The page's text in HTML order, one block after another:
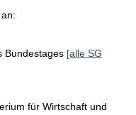
Bundestages [alle SG
für Wirtschaft und